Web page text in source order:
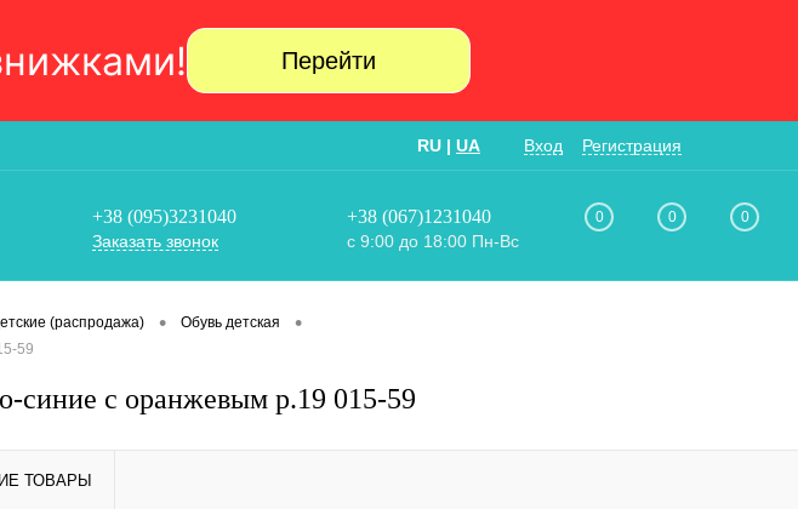
Перейти
RU | UA Вход Регистрация
+38 (095)3231040
Заказать звонок
+38 (067)1231040
с 9:00 до 18:00 Пн-Вс
0 0 0
(распродажа) • Обувь детская •
59
синие с оранжевым р.19 015-59
ТОВАРЫ